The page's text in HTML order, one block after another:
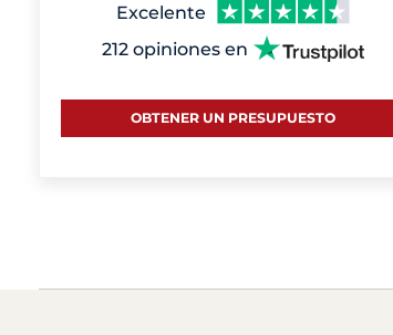
Excelente
212 opiniones en
OBTENER UN PRESUPUESTO